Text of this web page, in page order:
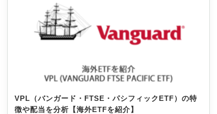
VPL（バンガード・FTSE・パシフィックETF）の特
徴や配当を分析【海外ETFを紹介】